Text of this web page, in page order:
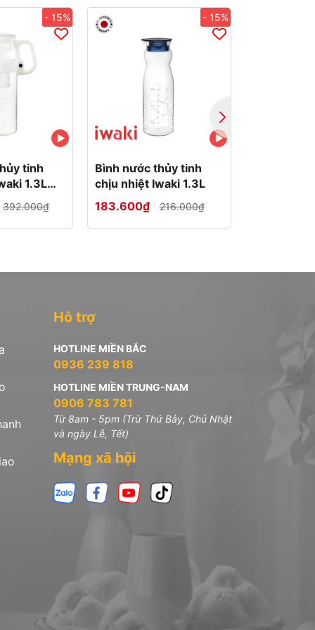
- 15%
tinh
1.3L
trắng
392.000₫
- 15%
Bình nước thủy tinh
chịu nhiệt Iwaki 1.3L
183.600₫
216.000₫
Hỗ trợ
HOTLINE MIỀN BẮC
0936 239 818
HOTLINE MIỀN TRUNG-NAM
0906 783 781
Từ 8am - 5pm (Trừ Thứ Bảy, Chủ Nhật
và ngày Lễ, Tết)
Mạng xã hội